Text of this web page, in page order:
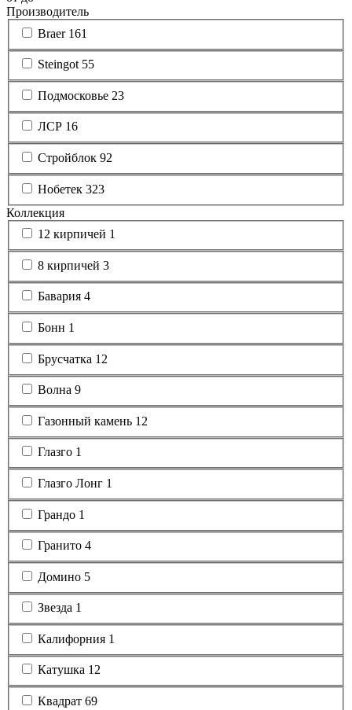
Производитель
Braer 161
Steingot 55
Подмосковье 23
ЛСР 16
Стройблок 92
Нобетек 323
Коллекция
12 кирпичей 1
8 кирпичей 3
Бавария 4
Бонн 1
Брусчатка 12
Волна 9
Газонный камень 12
Глазго 1
Глазго Лонг 1
Грандо 1
Гранито 4
Домино 5
Звезда 1
Калифорния 1
Катушка 12
Квадрат 69